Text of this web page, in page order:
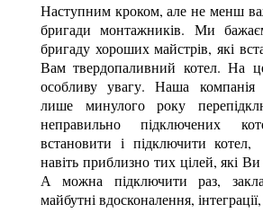
Наступним кроком, але не менш
бригади монтажників. Ми
бригаду хороших майстрів, які
Вам твердопаливний котел. На
особливу увагу. Наша компанія
лише минулого року
неправильно підключених
встановити і підключити
навіть приблизно тих цілей, які
А можна підключити раз,
майбутні вдосконалення,